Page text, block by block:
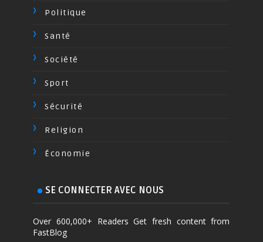
Politique
Santé
Société
Sport
Sécurité
Religion
Économie
SE CONNECTER AVEC NOUS
Over 600,000+ Readers Get fresh content from
FastBlog